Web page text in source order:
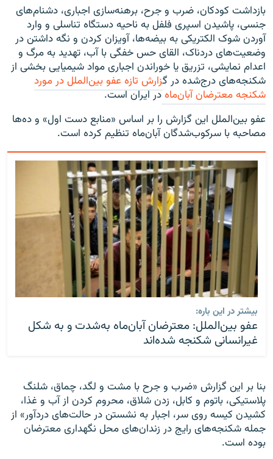
بازداشت کودکان، ضرب و جرح، برهنه‌سازی اجباری، دشنام‌های
جنسی، پاشیدن اسپری فلفل به ناحیه دستگاه تناسلی و وارد
آوردن شوک الکتریکی به بیضه‌ها، آویزان کردن و نگه داشتن در
وضعیت‌های دردناک، القای حس خفگی با آب، تهدید به مرگ و
اعدام نمایشی، تزریق یا خوراندن اجباری مواد شیمیایی بخشی از
شکنجه‌های درج‌شده در گزارش تازه عفو بین‌الملل در مورد
شکنجه معترضان آبان‌ماهدر ایران است.
عفو بین‌الملل این گزارش را بر اساس «منابع دست اول» و ده‌ها
مصاحبه با سرکوب‌شدگان آبان‌ماه تنظیم کرده است.
بیشتر در این باره:
عفو بین‌الملل: معترضان آبان‌ماه به‌شدت و به شکل
غیرانسانی شکنجه شده‌اند
بنا بر این گزارش «ضرب و جرح با مشت و لگد، چماق، شلنگ
پلاستیکی، باتوم و کابل، زدن شلاق، محروم کردن از آب و غذا،
کشیدن کیسه روی سر، اجبار به نشستن در حالت‌های دردآور»‌ از
جمله شکنجه‌های رایج در زندان‌های محل نگهداری معترضان
بوده است.